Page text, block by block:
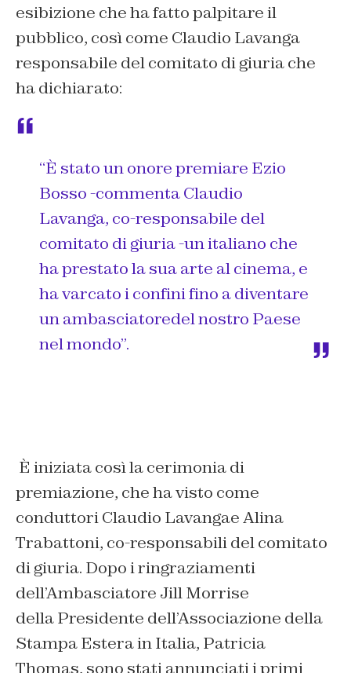
esibizione che ha fatto palpitare il
pubblico, così come Claudio Lavanga
responsabile del comitato di giuria che
ha dichiarato:
“È stato un onore premiare Ezio
Bosso -commenta Claudio
Lavanga, co-responsabile del
comitato di giuria -un italiano che
ha prestato la sua arte al cinema, e
ha varcato i confini fino a diventare
un ambasciatoredel nostro Paese
nel mondo”.
È iniziata così la cerimonia di
premiazione, che ha visto come
conduttori Claudio Lavangae Alina
Trabattoni, co-responsabili del comitato
di giuria. Dopo i ringraziamenti
dell’Ambasciatore Jill Morrise
della Presidente dell’Associazione della
Stampa Estera in Italia, Patricia
Thomas, sono stati annunciati i primi